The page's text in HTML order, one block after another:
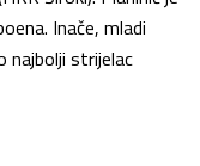
Inače, mladi
najbolji strijelac